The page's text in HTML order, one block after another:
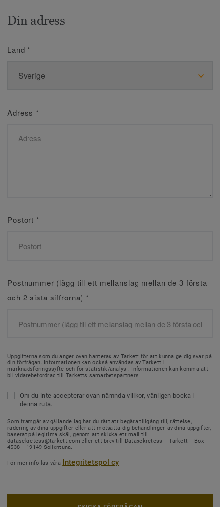
Din adress
Land *
Adress *
Postort *
Postnummer (lägg till ett mellanslag mellan de 3 första
och 2 sista siffrorna) *
Uppgifterna som du anger ovan hanteras av Tarkett för att kunna ge dig svar på
din förfrågan. Informationen kan också användas av Tarkett i
marknadsföringssyfte och för statistik/analys . Informationen kan komma att
bli vidarebefordrad till Tarketts samarbetspartners.
Om du inte accepterar ovan nämnda villkor, vänligen bocka i
denna ruta.
Som framgår av gällande lag har du rätt att begära tillgång till, rättelse,
radering av dina uppgifter eller att motsätta dig behandlingen av dina uppgifter,
baserat på legitima skäl, genom att skicka ett mail till
datasekretess@tarkett.com eller ett brev till Datasekretess – Tarkett – Box
4538 – 19149 Sollentuna.
För mer info läs våra Integritetspolicy